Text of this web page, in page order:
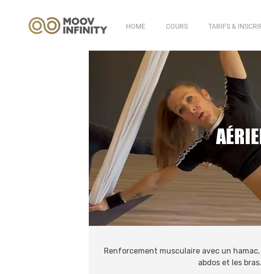
HOME COURS TARIFS &
Renforcement musculaire avec un
abdos et les bras.